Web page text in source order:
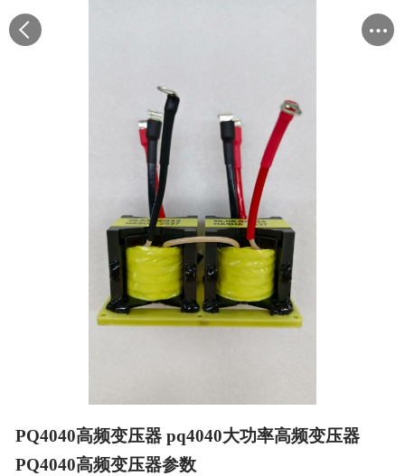
PQ4040高频变压器 pq4040大功率高频变压器
PQ4040高频变压器参数